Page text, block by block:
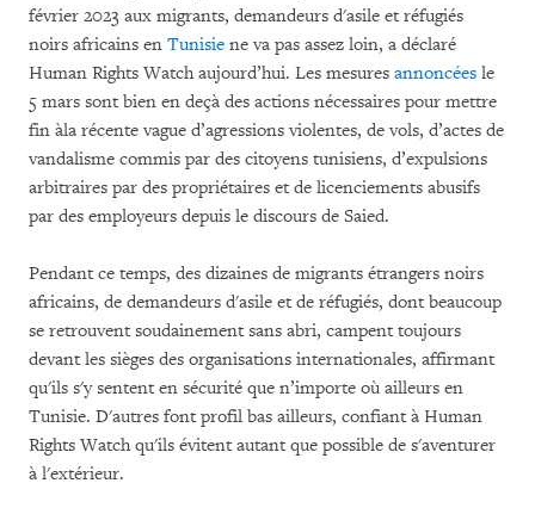
février 2023 aux migrants, demandeurs d'asile et réfugiés
noirs africains en Tunisie ne va pas assez loin, a déclaré
Human Rights Watch aujourd’hui. Les mesures annoncées le
5 mars sont bien en deçà des actions nécessaires pour mettre
fin àla récente vague d’agressions violentes, de vols, d’actes de
vandalisme commis par des citoyens tunisiens, d’expulsions
arbitraires par des propriétaires et de licenciements abusifs
par des employeurs depuis le discours de Saied.
Pendant ce temps, des dizaines de migrants étrangers noirs
africains, de demandeurs d'asile et de réfugiés, dont beaucoup
se retrouvent soudainement sans abri, campent toujours
devant les sièges des organisations internationales, affirmant
qu'ils s'y sentent en sécurité que n’importe où ailleurs en
Tunisie. D'autres font profil bas ailleurs, confiant à Human
Rights Watch qu'ils évitent autant que possible de s'aventurer
à l'extérieur.